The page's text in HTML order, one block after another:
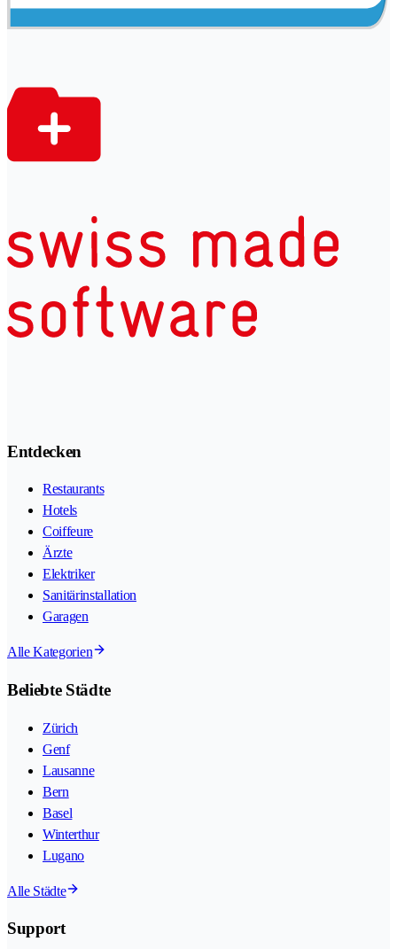
Entdecken
Restaurants
Hotels
Coiffeure
Ärzte
Elektriker
Sanitärinstallation
Garagen
Alle Kategorien
Beliebte Städte
Zürich
Genf
Lausanne
Bern
Basel
Winterthur
Lugano
Alle Städte
Support